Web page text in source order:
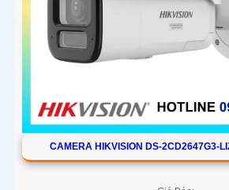
CAMERA HIKVISION DS-2CD2647G3-